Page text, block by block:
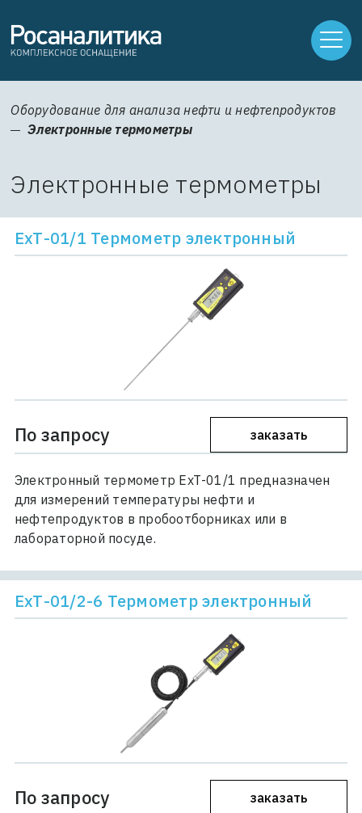
Оборудование для анализа нефти и нефтепродуктов
Электронные термометры
Электронные термометры
ЕхТ-01/1 Термометр электронный
По запросу заказать
Электронный термометр ЕхТ-01/1 предназначен
для измерений температуры нефти и
нефтепродуктов в пробоотборниках или в
лабораторной посуде.
ЕхТ-01/2-6 Термометр электронный
По запросу заказать